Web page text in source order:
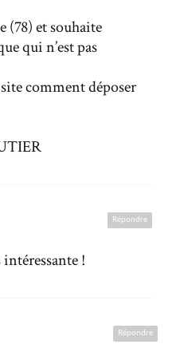
(78) et souhaite
qui n’est pas
comment déposer
Répondre
!
Répondre